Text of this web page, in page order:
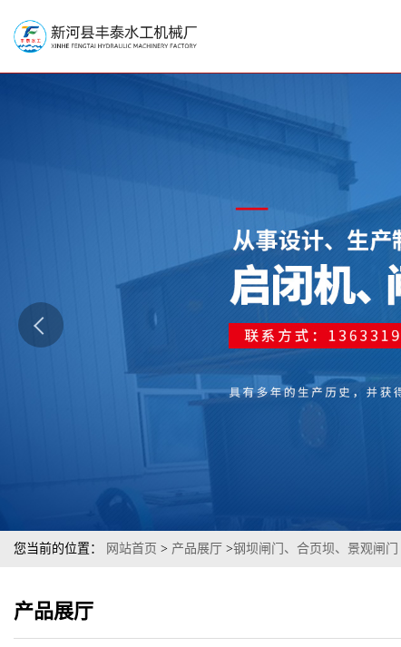
您当前的位置： 网站首页 > 产品展厅 >钢坝闸门、合页坝、景观闸门
产品展厅